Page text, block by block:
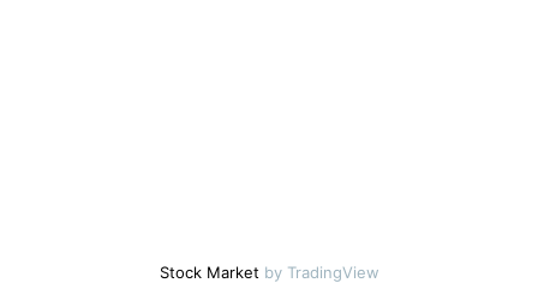
Stock Market by TradingView